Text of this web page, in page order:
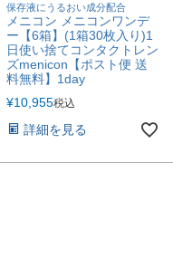
保存液にうるおい成分配合
メニコン メニコンワンデ
ー【6箱】(1箱30枚入り)1
日使い捨てコンタクトレン
ズmenicon【ポスト便 送
料無料】1day
¥10,955税込
詳細を見る